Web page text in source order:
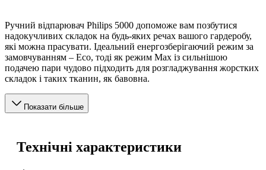
Ручний відпарювач Philips 5000 допоможе вам позбутися
надокучливих складок на будь-яких речах вашого гардеробу,
які можна прасувати. Ідеальний енергозберігаючий режим за
замовчуванням – Eco, тоді як режим Max із сильнішою
подачею пари чудово підходить для розгладжування жорстких
складок і таких тканин, як бавовна.
Показати більше
Технічні характеристики